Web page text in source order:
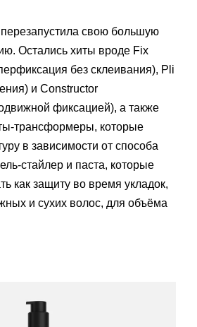
свою большую
Остались хиты вроде Fix
без склеивания), Pli
и Constructor
фиксацией), а также
трансформеры, которые
в зависимости от способа
стайлер и паста, которые
как защиту во время укладок,
и сухих волос, для объёма